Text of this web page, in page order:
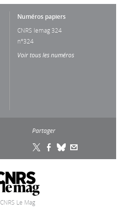
Numéros papiers
CNRS lemag 324
n°324
Voir tous les numéros
Partager
CNRS Le Mag
est
de recherche
sur les